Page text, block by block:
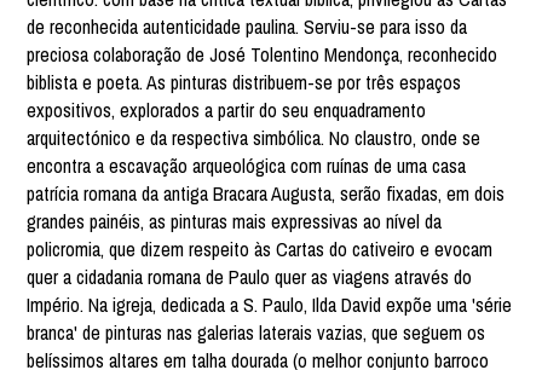
de reconhecida autenticidade paulina. Serviu-se para isso da
preciosa colaboração de José Tolentino Mendonça, reconhecido
biblista e poeta. As pinturas distribuem-se por três espaços
expositivos, explorados a partir do seu enquadramento
arquitectónico e da respectiva simbólica. No claustro, onde se
encontra a escavação arqueológica com ruínas de uma casa
patrícia romana da antiga Bracara Augusta, serão fixadas, em dois
grandes painéis, as pinturas mais expressivas ao nível da
policromia, que dizem respeito às Cartas do cativeiro e evocam
quer a cidadania romana de Paulo quer as viagens através do
Império. Na igreja, dedicada a S. Paulo, Ilda David expõe uma 'série
branca' de pinturas nas galerias laterais vazias, que seguem os
belíssimos altares em talha dourada (o melhor conjunto barroco